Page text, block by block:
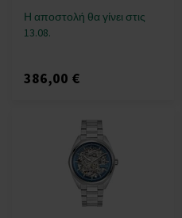
Η αποστολή θα γίνει στις
13.08.
386,00 €